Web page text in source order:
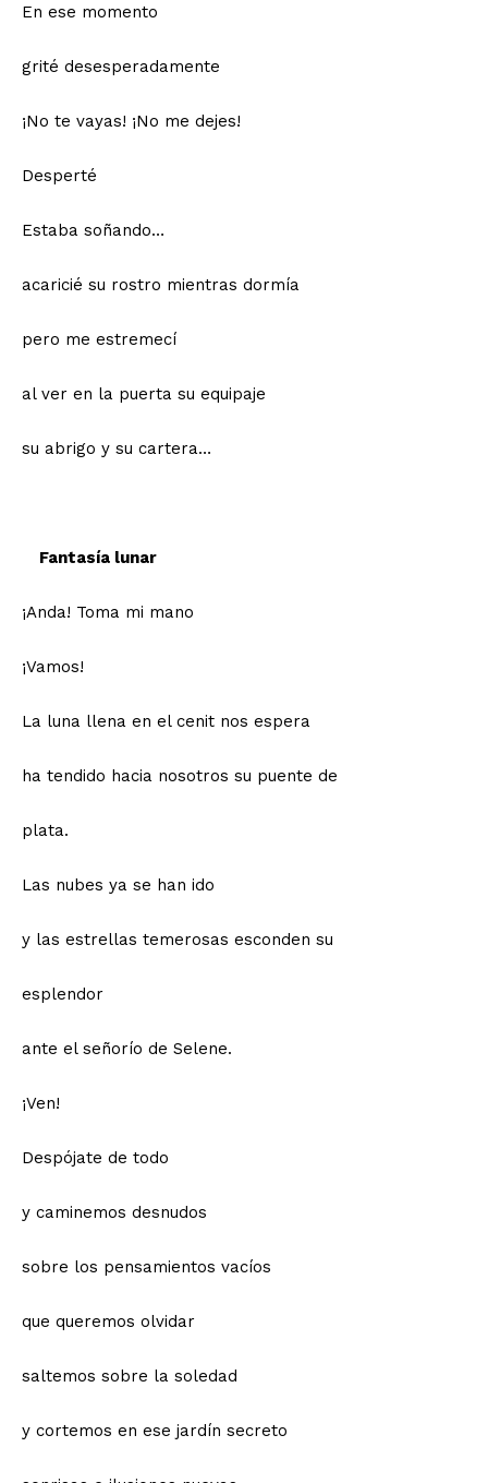
En ese momento
grité desesperadamente
¡No te vayas! ¡No me dejes!
Desperté
Estaba soñando…
acaricié su rostro mientras dormía
pero me estremecí
al ver en la puerta su equipaje
su abrigo y su cartera…
Fantasía lunar
¡Anda! Toma mi mano
¡Vamos!
La luna llena en el cenit nos espera
ha tendido hacia nosotros su puente de
plata.
Las nubes ya se han ido
y las estrellas temerosas esconden su
esplendor
ante el señorío de Selene.
¡Ven!
Despójate de todo
y caminemos desnudos
sobre los pensamientos vacíos
que queremos olvidar
saltemos sobre la soledad
y cortemos en ese jardín secreto